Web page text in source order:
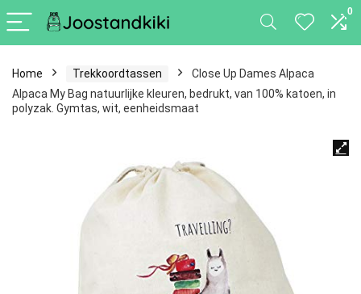
0
Home Trekkoordtassen
Close Up Dames Alpaca
Alpaca My Bag natuurlijke kleuren, bedrukt, van 100% katoen, in
polyzak. Gymtas, wit, eenheidsmaat